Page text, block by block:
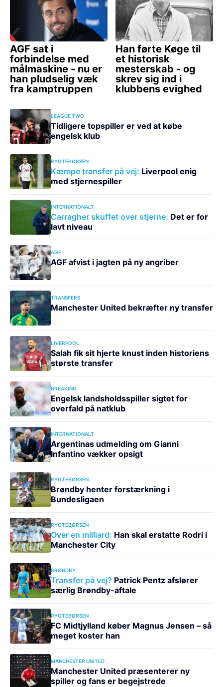
LEAGUE TWO
Tidligere topspiller er ved at købe
engelsk klub
RYGTEBØRSEN
Kæmpe transfer på vej: Liverpool enig
med stjernespiller
INTERNATIONALT
Carragher skuffet over stjerne: Det er for
lavt niveau
AGF
AGF afvist i jagten på ny angriber
TRANSFERS
Manchester United bekræfter ny transfer
LIVERPOOL
Salah fik sit hjerte knust inden historiens
største transfer
BREAKING
Engelsk landsholdsspiller sigtet for
overfald på natklub
INTERNATIONALT
Argentinas udmelding om Gianni
Infantino vækker opsigt
RYGTEBØRSEN
Brøndby henter forstærkning i
Bundesligaen
RYGTEBØRSEN
Over en milliard: Han skal erstatte Rodri i
Manchester City
BRØNDBY
Transfer på vej? Patrick Pentz afslører
særlig Brøndby-aftale
RYGTEBØRSEN
FC Midtjylland køber Magnus Jensen – så
meget koster han
MANCHESTER UNITED
Manchester United præsenterer ny
spiller og fans er begejstrede